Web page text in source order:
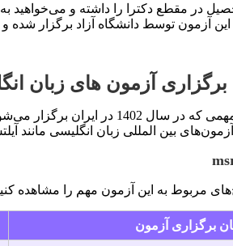
در مقطع دکترا را داشته و می‌خواهید به
آزمون توسط دانشگاه آزاد برگزار شده و
آزمون های زبان
حال که با انواع آزمون‌های
بین المللی زبان انگلیسی
مربوط به این آزمون مهم را مشاهده
برگزاری آزمون